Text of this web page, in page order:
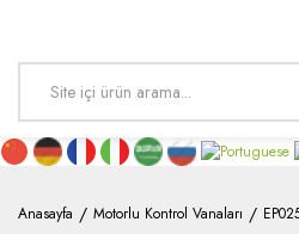
Anasayfa Motorlu Kontrol Vanaları